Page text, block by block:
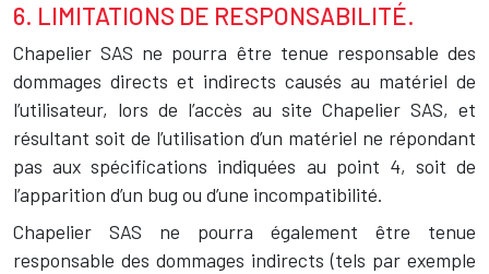
6. LIMITATIONS DE RESPONSABILITÉ.
Chapelier SAS ne pourra être tenue responsable des
dommages directs et indirects causés au matériel de
l’utilisateur, lors de l’accès au site Chapelier SAS, et
résultant soit de l’utilisation d’un matériel ne répondant
pas aux spécifications indiquées au point 4, soit de
l’apparition d’un bug ou d’une incompatibilité.
Chapelier SAS ne pourra également être tenue
responsable des dommages indirects (tels par exemple